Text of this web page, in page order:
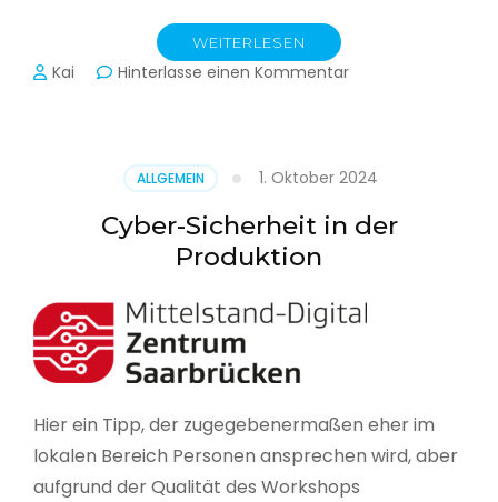
WEITERLESEN
Kai Hinterlasse einen Kommentarzu
seinen
Lagebericht
zur
in
Deutschland
ALLGEMEIN 1. Oktober 2024
Cyber-Sicherheit in der
Produktion
Hier ein Tipp, der zugegebenermaßen eher im
lokalen Bereich Personen ansprechen wird, aber
aufgrund der Qualität des Workshops